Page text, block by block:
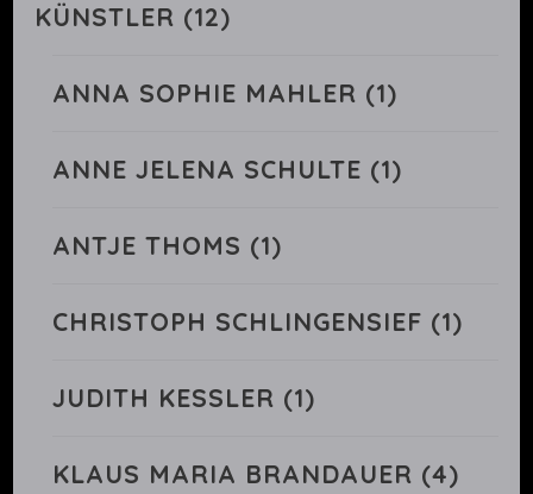
KÜNSTLER (12)
ANNA SOPHIE MAHLER (1)
ANNE JELENA SCHULTE (1)
ANTJE THOMS (1)
CHRISTOPH SCHLINGENSIEF (1)
JUDITH KESSLER (1)
KLAUS MARIA BRANDAUER (4)